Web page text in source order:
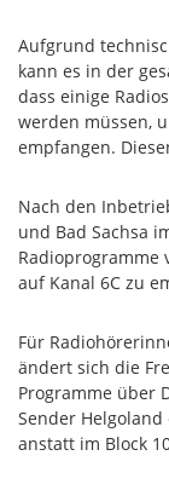
Aufgrund
kann es in der
dass einige
werden müssen,
empfangen.
Nach den
und Bad Sachsa
Radioprogramme
auf Kanal 6C zu
Für
ändert sich die
Programme über
Sender Helgoland
anstatt im Block